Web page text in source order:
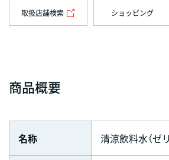
取扱店舗検索 ショッピング
商品概要
名称 清涼飲料水（ゼ